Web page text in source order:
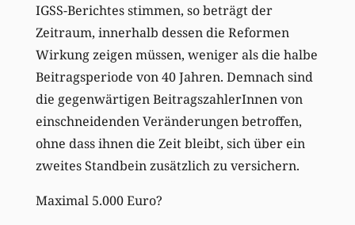
IGSS-Berichtes stimmen, so beträgt der
Zeitraum, innerhalb dessen die Reformen
Wirkung zeigen müssen, weniger als die halbe
Beitragsperiode von 40 Jahren. Demnach sind
die gegenwärtigen BeitragszahlerInnen von
einschneidenden Veränderungen betroffen,
ohne dass ihnen die Zeit bleibt, sich über ein
zweites Standbein zusätzlich zu versichern.
Maximal 5.000 Euro?